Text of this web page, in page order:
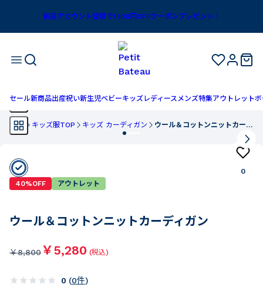
新規アカウント登録で1,100円OFFクーポンプレゼント！
セール新商品出産祝い新生児ベビーキッズ レディースメンズ特集アウトレットボ
TOP キッズ服TOP キッズ カーディガン ウール＆コットンニットカーディガン
0
40%OFF
アウトレット
ウール＆コットンニットカーディガン
￥8,800￥5,280 (税込)
0 (0件)